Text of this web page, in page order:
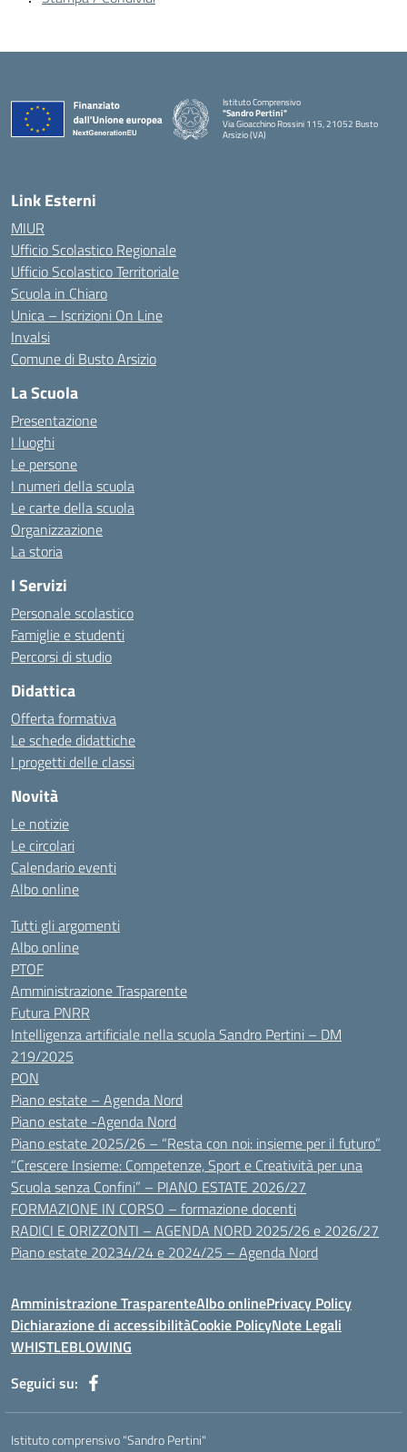
Istituto Comprensivo
"Sandro Pertini"
Via Gioacchino Rossini 115, 21052 Busto
Arsizio (VA)
Link Esterni
MIUR
Ufficio Scolastico Regionale
Ufficio Scolastico Territoriale
Scuola in Chiaro
Unica – Iscrizioni On Line
Invalsi
Comune di Busto Arsizio
La Scuola
Presentazione
I luoghi
Le persone
I numeri della scuola
Le carte della scuola
Organizzazione
La storia
I Servizi
Personale scolastico
Famiglie e studenti
Percorsi di studio
Didattica
Offerta formativa
Le schede didattiche
I progetti delle classi
Novità
Le notizie
Le circolari
Calendario eventi
Albo online
Tutti gli argomenti
Albo online
PTOF
Amministrazione Trasparente
Futura PNRR
Intelligenza artificiale nella scuola Sandro Pertini – DM
219/2025
PON
Piano estate – Agenda Nord
Piano estate -Agenda Nord
Piano estate 2025/26 – “Resta con noi: insieme per il futuro”
“Crescere Insieme: Competenze, Sport e Creatività per una
Scuola senza Confini” – PIANO ESTATE 2026/27
FORMAZIONE IN CORSO – formazione docenti
RADICI E ORIZZONTI – AGENDA NORD 2025/26 e 2026/27
Piano estate 20234/24 e 2024/25 – Agenda Nord
Amministrazione TrasparenteAlbo onlinePrivacy Policy
Dichiarazione di accessibilitàCookie PolicyNote Legali
WHISTLEBLOWING
Seguici su:
Istituto comprensivo "Sandro Pertini"